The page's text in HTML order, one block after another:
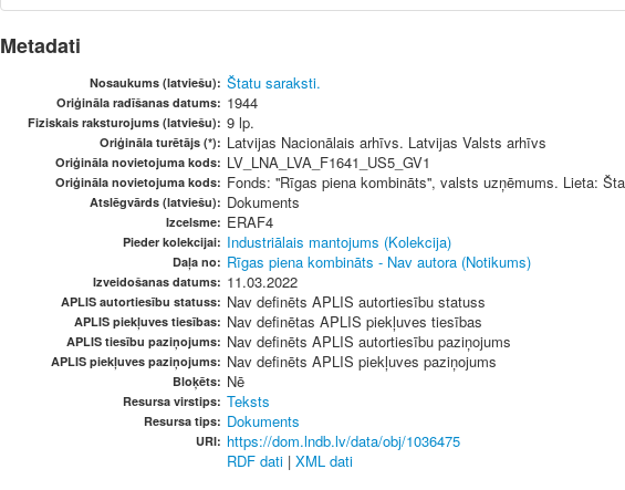
Metadati
Nosaukums (latviešu): Štatu saraksti.
Oriģināla radīšanas datums: 1944
Fiziskais raksturojums (latviešu): 9 lp.
Oriģināla turētājs (*): Latvijas Nacionālais arhīvs. Latvijas Valsts arhīvs
Oriģināla novietojuma kods: LV_LNA_LVA_F1641_US5_GV1
Oriģināla novietojuma kods: Fonds: ''Rīgas piena kombināts'', valsts uzņēmums. Lieta:
Atslēgvārds (latviešu): Dokuments
Izcelsme: ERAF4
Pieder kolekcijai: Industriālais mantojums (Kolekcija)
Daļa no: Rīgas piena kombināts - Nav autora (Notikums)
Izveidošanas datums: 11.03.2022
APLIS autortiesību statuss: Nav definēts APLIS autortiesību statuss
APLIS piekļuves tiesības: Nav definētas APLIS piekļuves tiesības
APLIS tiesību paziņojums: Nav definēts APLIS autortiesību paziņojums
APLIS piekļuves paziņojums: Nav definēts APLIS piekļuves paziņojums
Bloķēts: Nē
Resursa virstips: Teksts
Resursa tips: Dokuments
URI: https://dom.lndb.lv/data/obj/1036475
RDF dati | XML dati